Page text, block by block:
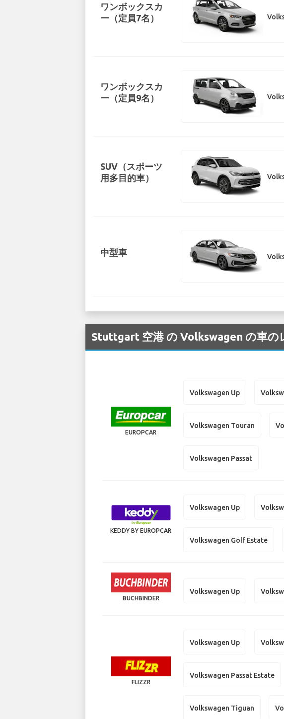
ワンボックスカ
ー（定員7名）
ワンボックスカ
ー（定員9名）
SUV（スポーツ
用多目的車）
中型車
Stuttgart 空港 の Volkswagen の車の
EUROPCAR
Volkswagen Up
Volkswagen Touran
Volkswagen Passat
KEDDY BY EUROPCAR
Volkswagen Up
Volkswagen Golf Estate
BUCHBINDER
Volkswagen Up
FLIZZR
Volkswagen Up
Volkswagen Passat Estate
Volkswagen Tiguan